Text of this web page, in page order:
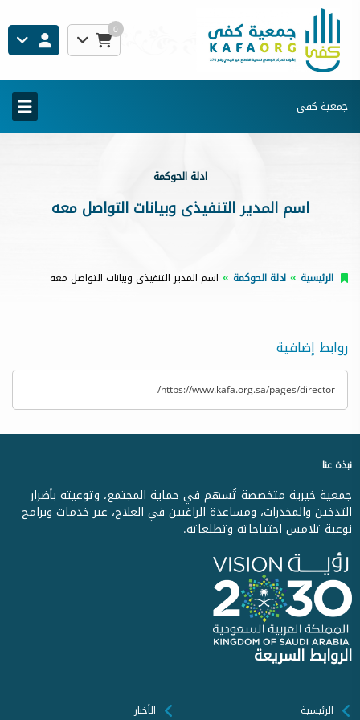
0
جمعية كفى
ادلة الحوكمة
اسم المدير التنفيذى وبيانات التواصل معه
الرئيسية ادلة الحوكمة اسم المدير التنفيذى وبيانات التواصل معه
روابط إضافية
https://www.kafa.org.sa/pages/director/
نبذة عنا
جمعية خيرية متخصصة تُسهم في حماية المجتمع، وتوعيته بأضرار
التدخين والمخدرات، ومساعدة الراغبين في العلاج، عبر خدمات وبرامج
نوعية تلامس احتياجاته وتطلعاته.
الروابط السريعة
الرئيسية الأخبار